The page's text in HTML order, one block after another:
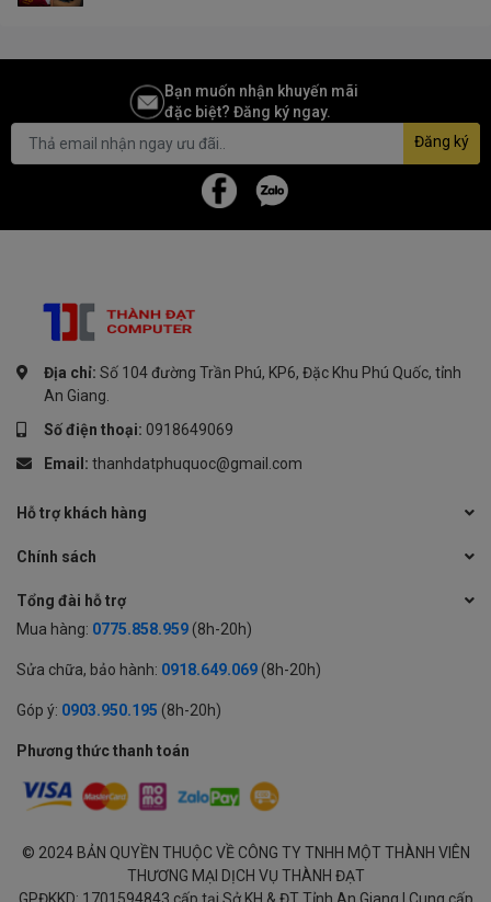
Bạn muốn nhận khuyến mãi
đặc biệt? Đăng ký ngay.
Đăng ký
Địa chỉ: Số 104 đường Trần Phú, KP6, Đặc Khu Phú Quốc, tỉnh
An Giang.
Số điện thoại: 0918649069
Email: thanhdatphuquoc@gmail.com
Hỗ trợ khách hàng
Chính sách
Tổng đài hỗ trợ
Mua hàng: 0775.858.959 (8h-20h)
Sửa chữa, bảo hành: 0918.649.069 (8h-20h)
Góp ý: 0903.950.195 (8h-20h)
Phương thức thanh toán
© 2024 BẢN QUYỀN THUỘC VỀ CÔNG TY TNHH MỘT THÀNH VIÊN
THƯƠNG MẠI DỊCH VỤ THÀNH ĐẠT
GPĐKKD: 1701594843 cấp tại Sở KH & ĐT Tỉnh An Giang | Cung cấp